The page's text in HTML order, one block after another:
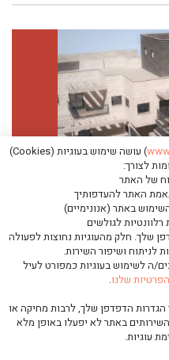
המבט קדימה
ניווט אל"מ (מיל.)
) עושה שימוש בעוגיות (Cookies)
לצורך:
של האתר
האתר להעדפותיך
באתר (אנונימיים)
לגולשים
שלך. חלק מהעוגיות נחוצות לפעולה
לניתוח ושיפור השירות.
ה לשימוש בעוגיות כמפורט לעיל
שלנו.
הגדרות הדפדפן שלך, לרבות מחיקה או
באתר לא יפעלו באופן מלא
עוגיות.